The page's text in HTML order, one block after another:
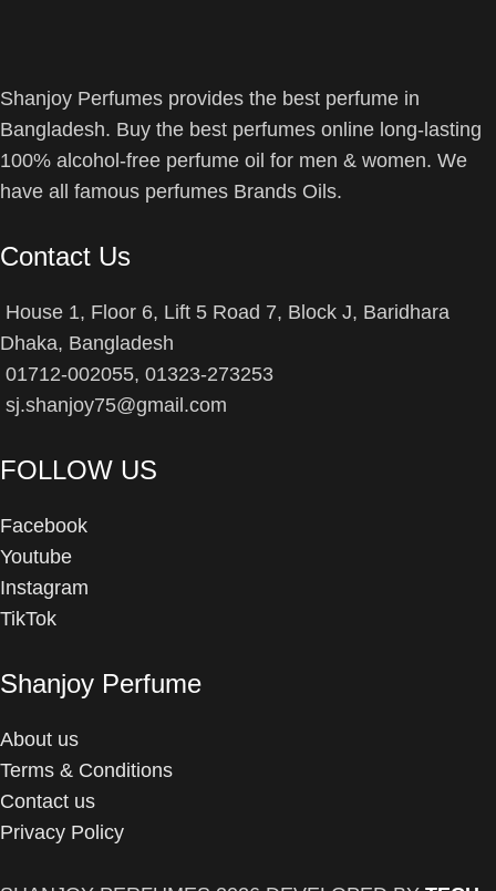
Shanjoy Perfumes provides the best perfume in
Bangladesh. Buy the best perfumes online long-lasting
100% alcohol-free perfume oil for men & women. We
have all famous perfumes Brands Oils.
Contact Us
House 1, Floor 6, Lift 5 Road 7, Block J, Baridhara
Dhaka, Bangladesh
01712-002055, 01323-273253
sj.shanjoy75@gmail.com
FOLLOW US
Facebook
Youtube
Instagram
TikTok
Shanjoy Perfume
About us
Terms & Conditions
Contact us
Privacy Policy